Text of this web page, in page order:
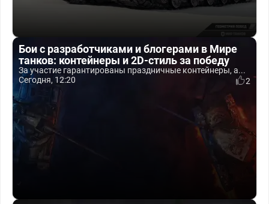
Бои с разработчиками и блогерами в Мире
танков: контейнеры и 2D-стиль за победу
За участие гарантированы праздничные контейнеры, а...
Сегодня, 12:20
2